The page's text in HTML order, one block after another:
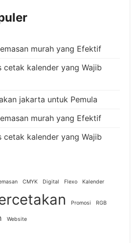
murah yang Efektif
cetak kalender yang Wajib
jakarta untuk Pemula
murah yang Efektif
cetak kalender yang Wajib
CMYK Digital Flexo Kalender
Promosi RGB
Website